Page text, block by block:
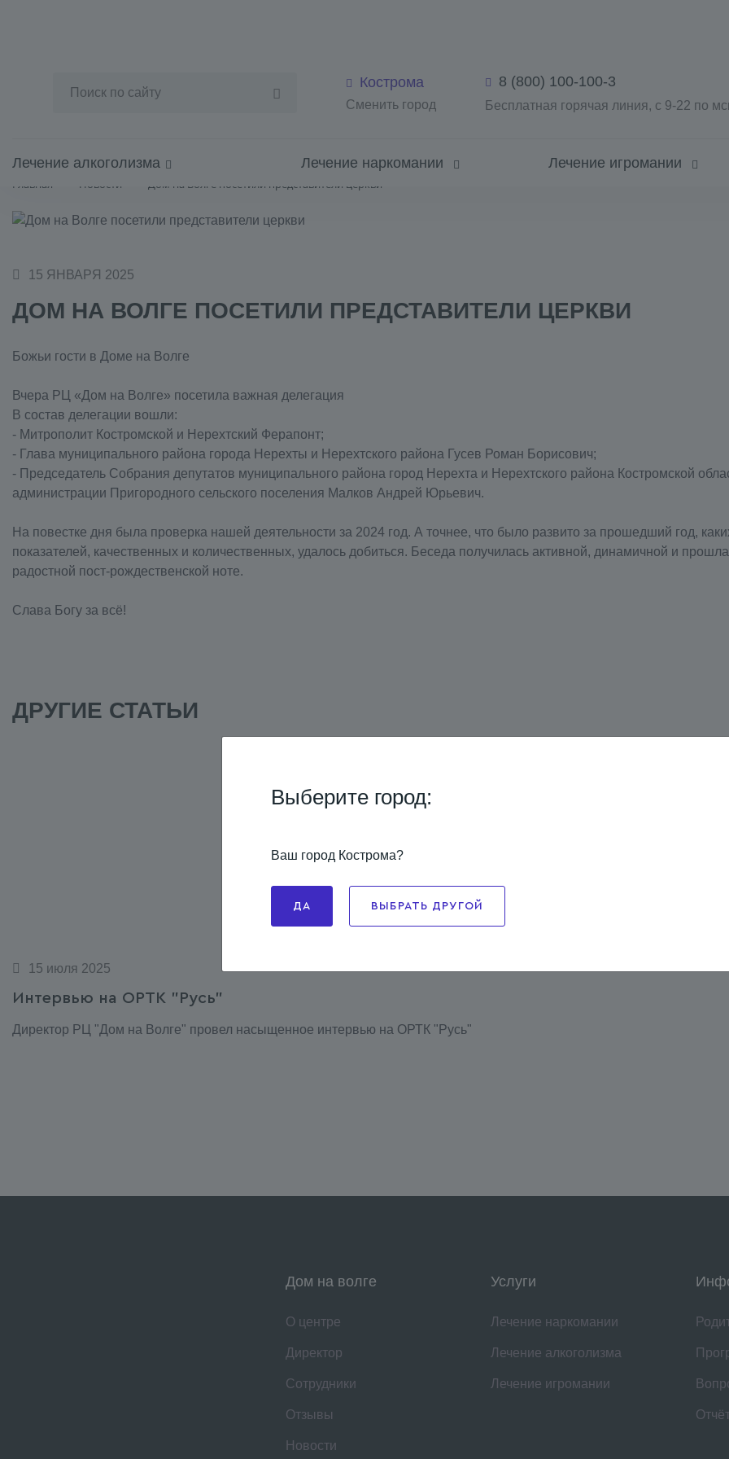
Кострома
Сменить город
8 (800) 100-100-3
Бесплатная горячая линия, с 9-22 по
Лечение алкоголизма Лечение наркомании Лечение игромании
Главная Новости Дом на Волге посетили представители церкви
15 ЯНВАРЯ 2025
ДОМ НА ВОЛГЕ ПОСЕТИЛИ ПРЕДСТАВИТЕЛИ ЦЕРКВИ
Божьи гости в Доме на Волге
Вчера РЦ «Дом на Волге» посетила важная делегация
В состав делегации вошли:
- Митрополит Костромской и Нерехтский Ферапонт;
- Глава муниципального района города Нерехты и Нерехтского района Гусев Роман Борисович;
- Председатель Собрания депутатов муниципального района город Нерехта и Нерехтского района Костромской
администрации Пригородного сельского поселения Малков Андрей Юрьевич.
На повестке дня была проверка нашей деятельности за 2024 год. А точнее, что было развито за прошедший год,
показателей, качественных и количественных, удалось добиться. Беседа получилась активной, динамичной и
радостной пост-рождественской ноте.
Слава Богу за всё!
ДРУГИЕ СТАТЬИ
15 июля 2025
Интервью на ОРТК "Русь"
Директор РЦ "Дом на Волге" провел насыщенное интервью на ОРТК "Русь"
Дом на волге
О центре
Директор
Сотрудники
Отзывы
Новости
Услуги
Лечение наркомании
Лечение алкоголизма
Лечение игромании
Выберите город:
Ваш город Кострома?
ДА ВЫБРАТЬ ДРУГОЙ